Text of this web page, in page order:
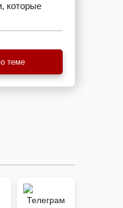
которые
теме